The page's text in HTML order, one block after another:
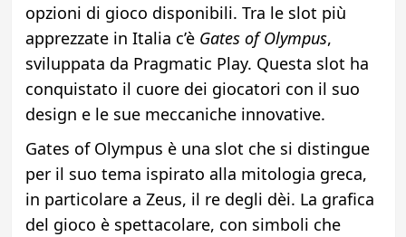
opzioni di gioco disponibili. Tra le slot più
apprezzate in Italia c’è Gates of Olympus,
sviluppata da Pragmatic Play. Questa slot ha
conquistato il cuore dei giocatori con il suo
design e le sue meccaniche innovative.
Gates of Olympus è una slot che si distingue
per il suo tema ispirato alla mitologia greca,
in particolare a Zeus, il re degli dèi. La grafica
del gioco è spettacolare, con simboli che